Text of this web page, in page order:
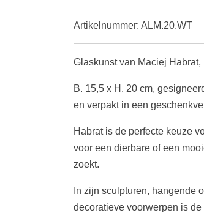
Artikelnummer: ALM.20.WT
Glaskunst van Maciej
B. 15,5 x H. 20 cm,
en verpakt in een
Habrat is de perfecte keuze
voor een dierbare of een
zoekt.
In zijn sculpturen, hangende
decoratieve voorwerpen is